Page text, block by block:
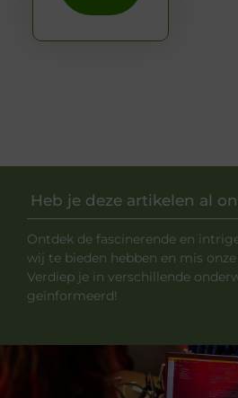
Heb je deze artikelen al
Ontdek de fascinerende en
wij te bieden hebben en mis
Verdiep je in verschillende
geïnformeerd!